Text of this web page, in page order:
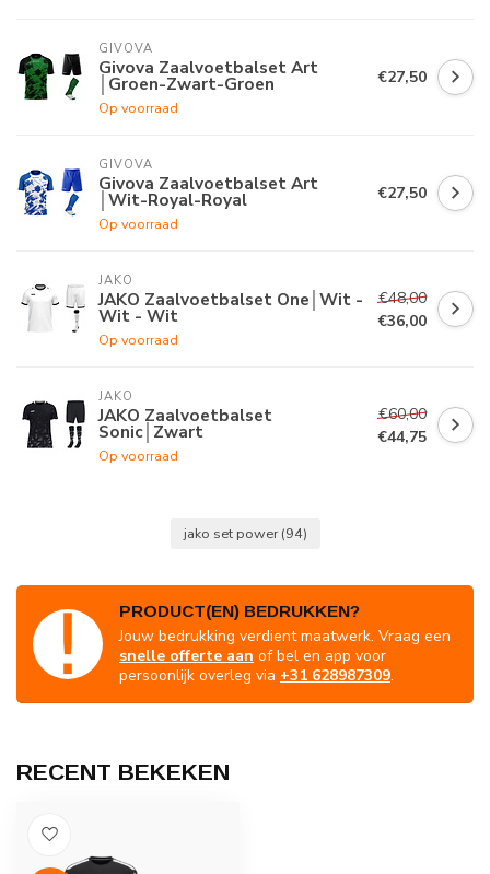
GIVOVA
Givova Zaalvoetbalset Art
│Groen-Zwart-Groen
Op voorraad
€27,50
GIVOVA
Givova Zaalvoetbalset Art
│Wit-Royal-Royal
Op voorraad
€27,50
JAKO
JAKO Zaalvoetbalset One│Wit -
Wit - Wit
Op voorraad
€48,00
€36,00
JAKO
JAKO Zaalvoetbalset
Sonic│Zwart
Op voorraad
€60,00
€44,75
jako set power (94)
PRODUCT(EN) BEDRUKKEN?
Jouw bedrukking verdient maatwerk. Vraag een
snelle offerte aan of bel en app voor
persoonlijk overleg via +31 628987309.
RECENT BEKEKEN